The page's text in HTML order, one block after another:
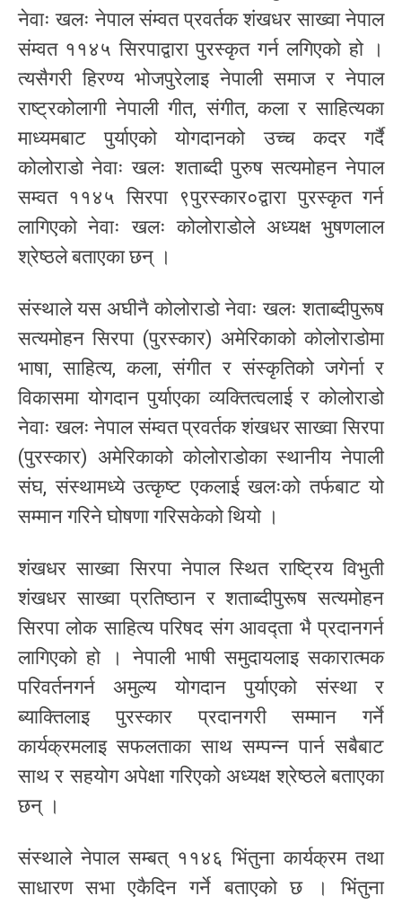
नेवाः खलः नेपाल संम्वत प्रवर्तक शंखधर साख्वा नेपाल
संम्वत ११४५ सिरपाद्वारा पुरस्कृत गर्न लगिएको हो ।
त्यसैगरी हिरण्य भोजपुरेलाइ नेपाली समाज र नेपाल
राष्ट्रकोलागी नेपाली गीत, संगीत, कला र साहित्यका
माध्यमबाट पुर्याएको योगदानको उच्च कदर गर्दै
कोलोराडो नेवाः खलः शताब्दी पुरुष सत्यमोहन नेपाल
सम्वत ११४५ सिरपा ९पुरस्कार०द्वारा पुरस्कृत गर्न
लागिएको नेवाः खलः कोलोराडोले अध्यक्ष भुषणलाल
श्रेष्ठले बताएका छन् ।
संस्थाले यस अघीनै कोलोराडो नेवाः खलः शताब्दीपुरूष
सत्यमोहन सिरपा (पुरस्कार) अमेरिकाको कोलोराडोमा
भाषा, साहित्य, कला, संगीत र संस्कृतिको जगेर्ना र
विकासमा योगदान पुर्याएका व्यक्तित्वलाई र कोलोराडो
नेवाः खलः नेपाल संम्वत प्रवर्तक शंखधर साख्वा सिरपा
(पुरस्कार) अमेरिकाको कोलोराडोका स्थानीय नेपाली
संघ, संस्थामध्ये उत्कृष्ट एकलाई खलःको तर्फबाट यो
सम्मान गरिने घोषणा गरिसकेको थियो ।
शंखधर साख्वा सिरपा नेपाल स्थित राष्ट्रिय विभुती
शंखधर साख्वा प्रतिष्ठान र शताब्दीपुरूष सत्यमोहन
सिरपा लोक साहित्य परिषद संग आवद्ता भै प्रदानगर्न
लागिएको हो । नेपाली भाषी समुदायलाइ सकारात्मक
परिवर्तनगर्न अमुल्य योगदान पुर्याएको संस्था र
ब्याक्तिलाइ पुरस्कार प्रदानगरी सम्मान गर्ने
कार्यक्रमलाइ सफलताका साथ सम्पन्न पार्न सबैबाट
साथ र सहयोग अपेक्षा गरिएको अध्यक्ष श्रेष्ठले बताएका
छन् ।
संस्थाले नेपाल सम्बत् ११४६ भिंतुना कार्यक्रम तथा
साधारण सभा एकैदिन गर्ने बताएको छ । भिंतुना